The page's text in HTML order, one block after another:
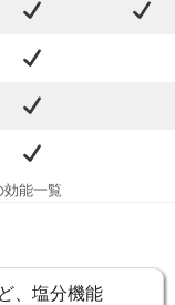
能一覧
、塩分機能